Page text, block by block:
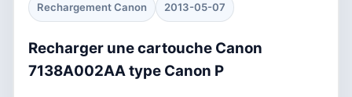
Rechargement Canon 2013-05-07
Recharger une cartouche Canon
7138A002AA type Canon P